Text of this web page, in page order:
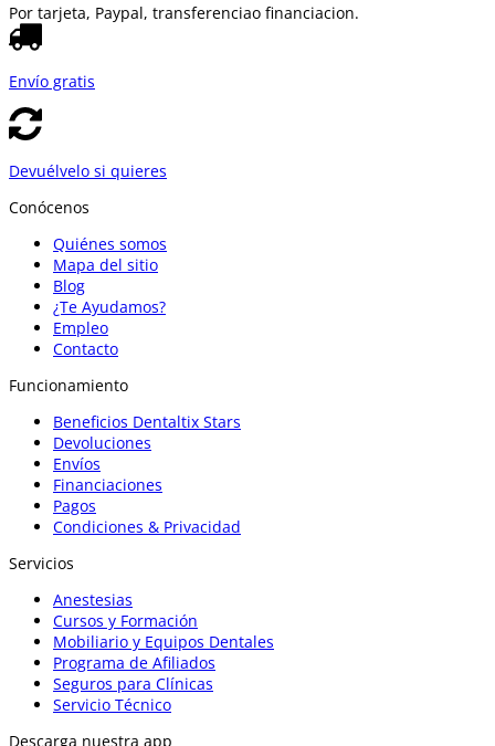
Por tarjeta, Paypal, transferenciao financiacion.
Envío gratis
Devuélvelo si quieres
Conócenos
Quiénes somos
Mapa del sitio
Blog
¿Te Ayudamos?
Empleo
Contacto
Funcionamiento
Beneficios Dentaltix Stars
Devoluciones
Envíos
Financiaciones
Pagos
Condiciones & Privacidad
Servicios
Anestesias
Cursos y Formación
Mobiliario y Equipos Dentales
Programa de Afiliados
Seguros para Clínicas
Servicio Técnico
Descarga nuestra app